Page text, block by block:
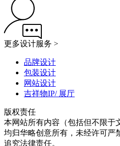
更多设计服务 >
品牌设计
包装设计
网站设计
吉祥物IP/ 展厅
版权责任
本网站所有内容（包括但不限于
均归华略创意所有，未经许可严
追究法律责任。